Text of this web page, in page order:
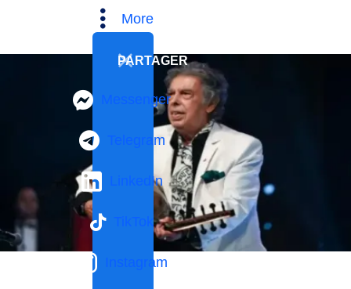
More
PARTAGER
Messenger
Telegram
LinkedIn
TikTok
Instagram